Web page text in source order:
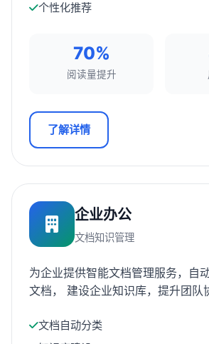
个性化推荐
70%
阅读量提升
了解详情
企业办公
文档知识管理
为企业提供智能文档管理服务，自
文档， 建设企业知识库，提升团队
文档自动分类